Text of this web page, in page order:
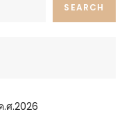
SEARCH
ศ.2026